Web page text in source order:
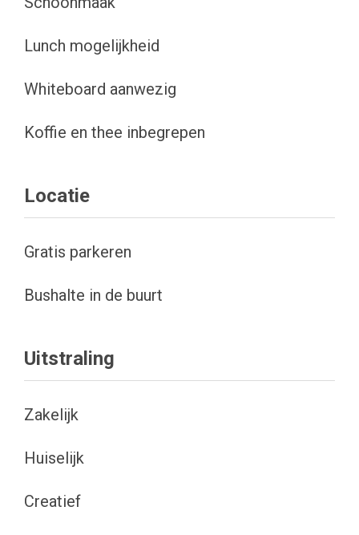
Lunch mogelijkheid
Whiteboard aanwezig
Koffie en thee inbegrepen
Locatie
Gratis parkeren
Bushalte in de buurt
Uitstraling
Zakelijk
Huiselijk
Creatief